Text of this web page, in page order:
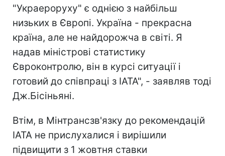
"Украероруху" є однією з найбільш
низьких в Європі. Україна - прекрасна
країна, але не найдорожча в світі. Я
надав міністрові статистику
Євроконтролю, він в курсі ситуації і
готовий до співпраці з IATA", - заявляв тоді
Дж.Бісіньяні.
Втім, в Мінтрансзв'язку до рекомендацій
IATA не прислухалися і вирішили
підвищити з 1 жовтня ставки